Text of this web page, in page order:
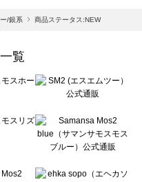
）の雑貨一覧
一覧
/銀系 商品ステータス:NEW
覧